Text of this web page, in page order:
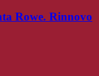
Rowe. Rinnovo